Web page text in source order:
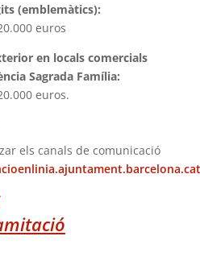
(emblemàtics):
euros
en locals comercials
Sagrada Família:
euros.
els canals de comunicació